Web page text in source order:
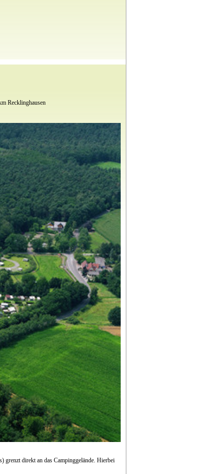
Recklinghausen
grenzt direkt an das Campinggelände. Hierbei